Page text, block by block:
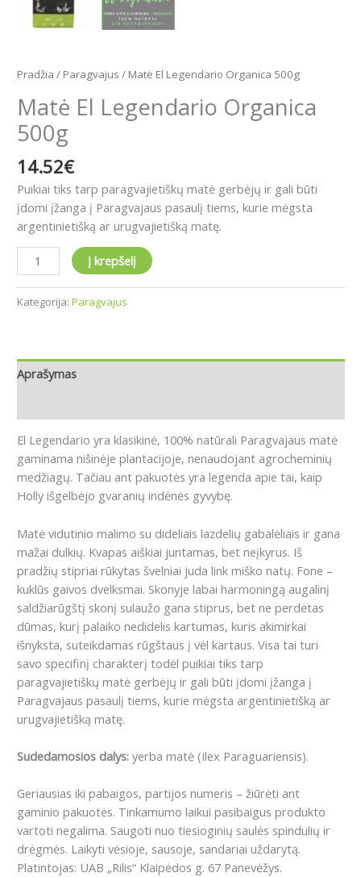
Pradžia / Paragvajus / Matė El Legendario Organica 500g
Matė El Legendario Organica
500g
14.52€
Puikiai tiks tarp paragvajietiškų matė gerbėjų ir gali būti
įdomi įžanga į Paragvajaus pasaulį tiems, kurie mėgsta
argentinietišką ar urugvajietišką matę.
Į krepšelį
Kategorija: Paragvajus
Aprašymas
El Legendario yra klasikinė, 100% natūrali Paragvajaus matė
gaminama nišinėje plantacijoje, nenaudojant agrocheminių
medžiagų. Tačiau ant pakuotės yra legenda apie tai, kaip
Holly išgelbėjo gvaranių indėnės gyvybę.
Matė vidutinio malimo su dideliais lazdelių gabalėliais ir gana
mažai dulkių. Kvapas aiškiai juntamas, bet neįkyrus. Iš
pradžių stipriai rūkytas švelniai juda link miško natų. Fone –
kuklūs gaivos dvelksmai. Skonyje labai harmoningą augalinį
saldžiarūgštį skonį sulaužo gana stiprus, bet ne perdėtas
dūmas, kurį palaiko nedidelis kartumas, kuris akimirkai
išnyksta, suteikdamas rūgštaus į vėl kartaus. Visa tai turi
savo specifinį charakterį todėl puikiai tiks tarp
paragvajietiškų matė gerbėjų ir gali būti įdomi įžanga į
Paragvajaus pasaulį tiems, kurie mėgsta argentinietišką ar
urugvajietišką matę.
Sudedamosios dalys: yerba matė (Ilex Paraguariensis).
Geriausias iki pabaigos, partijos numeris – žiūrėti ant
gaminio pakuotės. Tinkamumo laikui pasibaigus produkto
vartoti negalima. Saugoti nuo tiesioginių saulės spindulių ir
drėgmės. Laikyti vėsioje, sausoje, sandariai uždarytą.
Platintojas: UAB „Rilis“ Klaipėdos g. 67 Panevėžys.